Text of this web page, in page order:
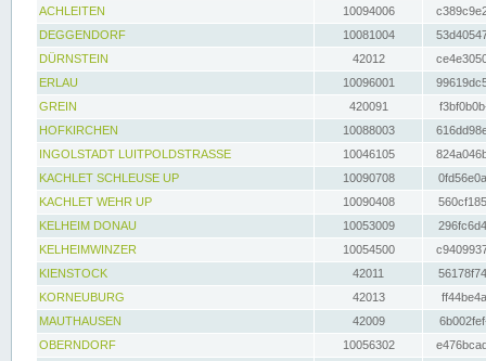
ACHLEITEN
10094006
DEGGENDORF
10081004
DÜRNSTEIN
42012
ERLAU
10096001
GREIN
420091
HOFKIRCHEN
10088003
INGOLSTADT LUITPOLDSTRASSE
10046105
KACHLET SCHLEUSE UP
10090708
KACHLET WEHR UP
10090408
KELHEIM DONAU
10053009
KELHEIMWINZER
10054500
KIENSTOCK
42011
KORNEUBURG
42013
MAUTHAUSEN
42009
OBERNDORF
10056302